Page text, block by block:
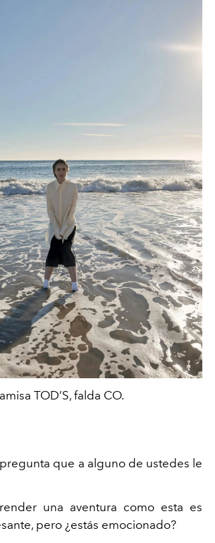
TOD’S, falda CO.
que a alguno de ustedes le
una aventura como esta es
pero ¿estás emocionado?